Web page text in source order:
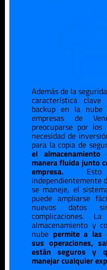
Además de la
característica
backup en la
empresas de
preocuparse por
necesidad de
para la copia de
el
manera fluida junto
empresa. Esto
independientemente
se maneje, el
puede ampliarse
nuevos datos
complicaciones.
almacenamiento y
nube permite a las
sus operaciones,
están seguros y
manejar cualquier